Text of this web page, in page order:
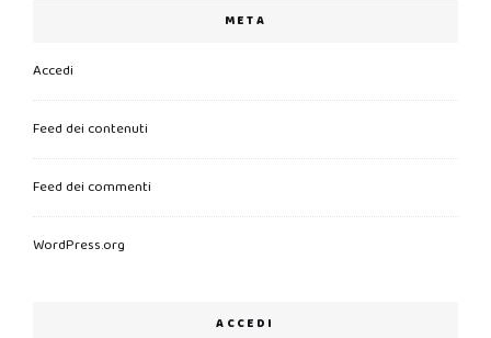
META
Accedi
Feed dei contenuti
Feed dei commenti
WordPress.org
ACCEDI